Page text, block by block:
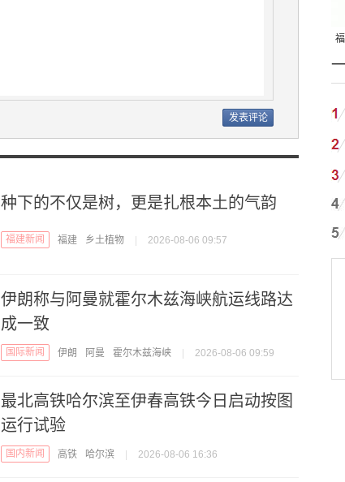
种下的不仅是树，更是扎根本土的气韵
福建新闻 福建 乡土植物 | 2026-08-06 09:57
伊朗称与阿曼就霍尔木兹海峡航运线路达
成一致
国际新闻 伊朗 阿曼 霍尔木兹海峡 | 2026-08-06 09:59
最北高铁哈尔滨至伊春高铁今日启动按图
运行试验
国内新闻 高铁 哈尔滨 | 2026-08-06 16:36